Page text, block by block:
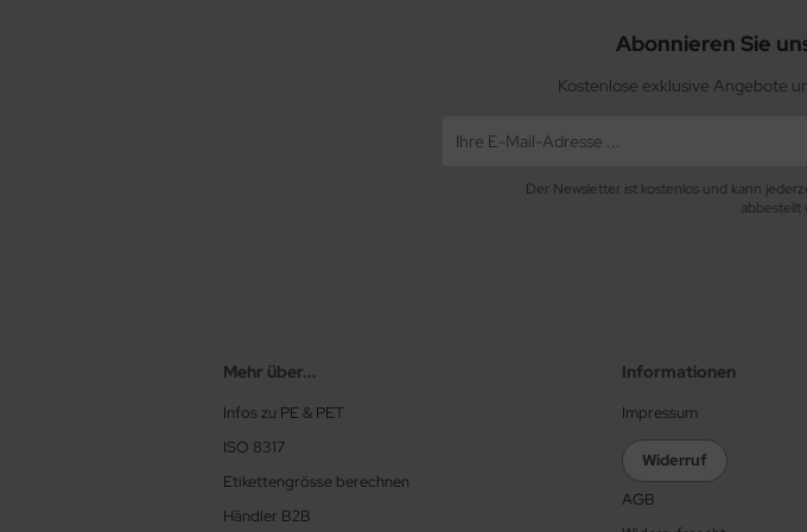
Abonnieren Sie
Kostenlose exklusive Angebote
Der Newsletter ist kostenlos und kann
abbestellt
Mehr über...
Infos zu PE & PET
ISO 8317
Etikettengrösse berechnen
Händler B2B
Informationen
Impressum
Widerruf
AGB